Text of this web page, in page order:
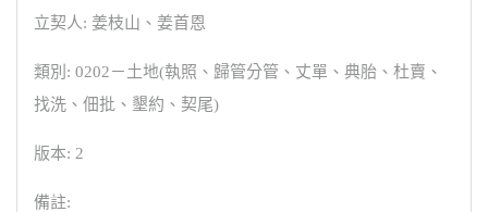
立契人: 姜枝山、姜首恩
類別: 0202－土地(執照、歸管分管、丈單、典胎、杜賣、
找洗、佃批、墾約、契尾)
版本: 2
備註: